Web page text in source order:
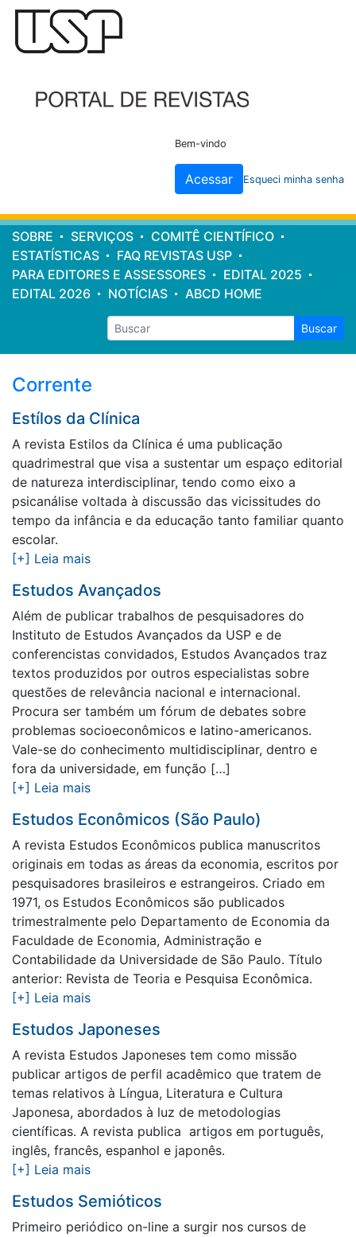
Cabeçalho
site
Bem-vindo
Acessar Esqueci minha senha
Menu
principal
SOBRE SERVIÇOS
COMITÊ CIENTÍFICO
ESTATÍSTICAS
FAQ REVISTAS USP
PARA EDITORES E ASSESSORES
EDITAL 2025
EDITAL 2026
NOTÍCIAS ABCD HOME
Buscar
Corrente
Estílos da Clínica
A revista Estilos da Clínica é uma publicação
quadrimestral que visa a sustentar um espaço editorial
de natureza interdisciplinar, tendo como eixo a
psicanálise voltada à discussão das vicissitudes do
tempo da infância e da educação tanto familiar quanto
escolar.
[+] Leia mais
Estudos Avançados
Além de publicar trabalhos de pesquisadores do
Instituto de Estudos Avançados da USP e de
conferencistas convidados, Estudos Avançados traz
textos produzidos por outros especialistas sobre
questões de relevância nacional e internacional.
Procura ser também um fórum de debates sobre
problemas socioeconômicos e latino-americanos.
Vale-se do conhecimento multidisciplinar, dentro e
fora da universidade, em função […]
[+] Leia mais
Estudos Econômicos (São Paulo)
A revista Estudos Econômicos publica manuscritos
originais em todas as áreas da economia, escritos por
pesquisadores brasileiros e estrangeiros. Criado em
1971, os Estudos Econômicos são publicados
trimestralmente pelo Departamento de Economia da
Faculdade de Economia, Administração e
Contabilidade da Universidade de São Paulo. Título
anterior: Revista de Teoria e Pesquisa Econômica.
[+] Leia mais
Estudos Japoneses
A revista Estudos Japoneses tem como missão
publicar artigos de perfil acadêmico que tratem de
temas relativos à Língua, Literatura e Cultura
Japonesa, abordados à luz de metodologias
científicas. A revista publica artigos em português,
inglês, francês, espanhol e japonês.
[+] Leia mais
Estudos Semióticos
Primeiro periódico on-line a surgir nos cursos de